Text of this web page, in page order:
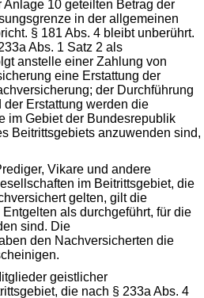
10 geteilten Betrag der
in der allgemeinen
§ 181 Abs. 4 bleibt unberührt.
Abs. 1 Satz 2 als
anstelle einer Zahlung von
eine Erstattung der
der Durchführung
Erstattung werden die
im Gebiet der Bundesrepublik
Beitrittsgebiets anzuwenden sind,
Vikare und andere
im Beitrittsgebiet, die
gelten, gilt die
als durchgeführt, für die
sind. Die
den Nachversicherten die
geistlicher
die nach § 233a Abs. 4